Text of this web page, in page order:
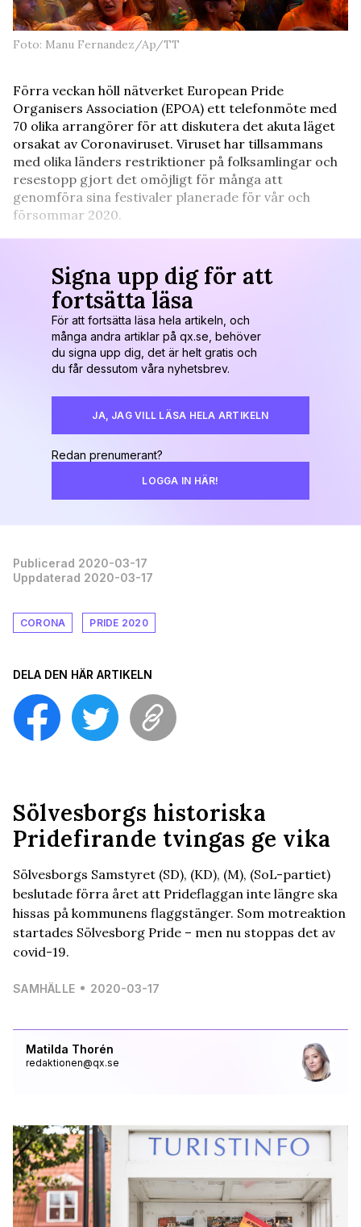
Foto: Manu Fernandez/Ap/TT
Förra veckan höll nätverket European Pride
Organisers Association (EPOA) ett telefonmöte med
70 olika arrangörer för att diskutera det akuta läget
orsakat av Coronaviruset. Viruset har tillsammans
med olika länders restriktioner på folksamlingar och
resestopp gjort det omöjligt för många att
genomföra sina festivaler planerade för vår och
försommar 2020.
Signa upp dig för att
fortsätta läsa
För att fortsätta läsa hela artikeln, och
många andra artiklar på qx.se, behöver
du signa upp dig, det är helt gratis och
du får dessutom våra nyhetsbrev.
JA, JAG VILL LÄSA HELA ARTIKELN
Redan prenumerant?
LOGGA IN HÄR!
Publicerad 2020-03-17
Uppdaterad 2020-03-17
CORONA PRIDE 2020
DELA DEN HÄR ARTIKELN
Matilda Thorén
redaktionen@qx.se
Sölvesborgs historiska
Pridefirande tvingas ge vika
Sölvesborgs Samstyret (SD), (KD), (M), (SoL-partiet)
beslutade förra året att Prideflaggan inte längre ska
hissas på kommunens flaggstänger. Som motreaktion
startades Sölvesborg Pride – men nu stoppas det av
covid-19.
SAMHÄLLE 2020-03-17